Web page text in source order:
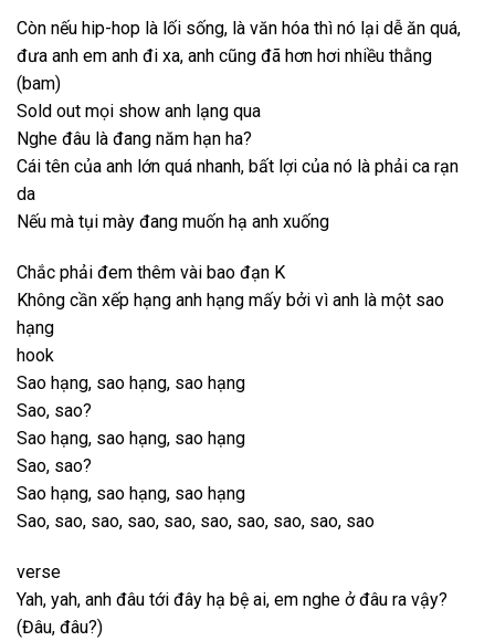
Còn nếu hip-hop là lối sống, là văn hóa thì nó lại dễ ăn quá,
đưa anh em anh đi xa, anh cũng đã hơn hơi nhiều thằng
(bam)
Sold out mọi show anh lạng qua
Nghe đâu là đang năm hạn ha?
Cái tên của anh lớn quá nhanh, bất lợi của nó là phải ca rạn
da
Nếu mà tụi mày đang muốn hạ anh xuống
Chắc phải đem thêm vài bao đạn K
Không cần xếp hạng anh hạng mấy bởi vì anh là một sao
hạng
hook
Sao hạng, sao hạng, sao hạng
Sao, sao?
Sao hạng, sao hạng, sao hạng
Sao, sao?
Sao hạng, sao hạng, sao hạng
Sao, sao, sao, sao, sao, sao, sao, sao, sao, sao
verse
Yah, yah, anh đâu tới đây hạ bệ ai, em nghe ở đâu ra vậy?
(Đâu, đâu?)